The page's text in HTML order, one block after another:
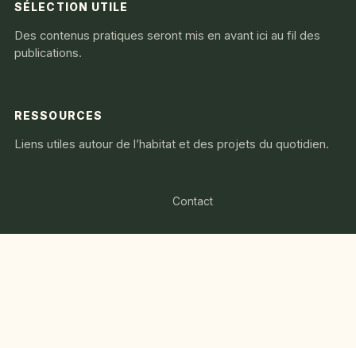
SÉLECTION UTILE
Des contenus pratiques seront mis en avant ici au fil des
publications.
RESSOURCES
Liens utiles autour de l’habitat et des projets du quotidien.
Contact